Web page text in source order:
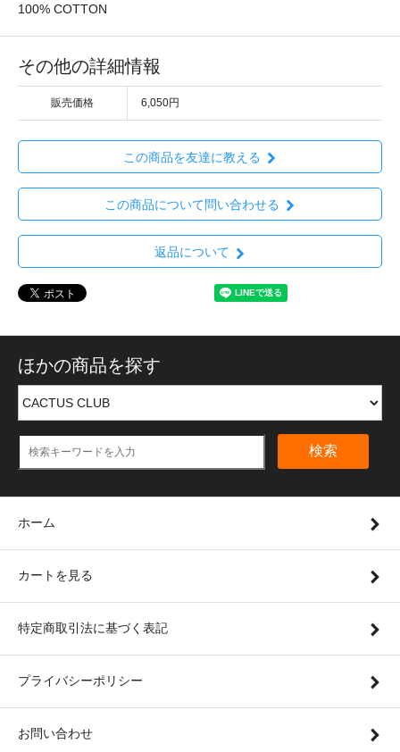
100% COTTON
その他の詳細情報
販売価格 6,050円
この商品を友達に教える
この商品について問い合わせる
返品について
ほかの商品を探す
検索
ホーム
カートを見る
特定商取引法に基づく表記
プライバシーポリシー
お問い合わせ